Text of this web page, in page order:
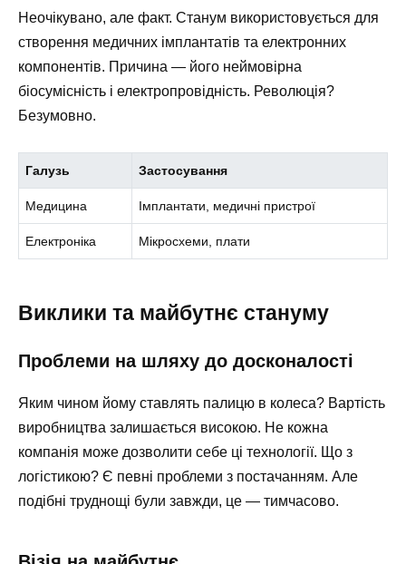
Неочікувано, але факт. Станум використовується для
створення медичних імплантатів та електронних
компонентів. Причина — його неймовірна
біосумісність і електропровідність. Революція?
Безумовно.
Галузь Застосування
Медицина Імплантати, медичні пристрої
Електроніка Мікросхеми, плати
Виклики та майбутнє стануму
Проблеми на шляху до досконалості
Яким чином йому ставлять палицю в колеса? Вартість
виробництва залишається високою. Не кожна
компанія може дозволити себе ці технології. Що з
логістикою? Є певні проблеми з постачанням. Але
подібні труднощі були завжди, це — тимчасово.